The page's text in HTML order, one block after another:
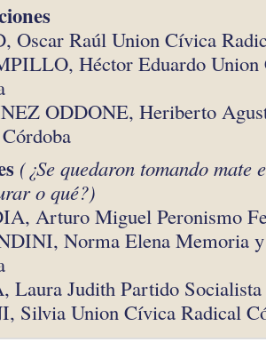
Oscar Raúl Union Cívica
Héctor Eduardo Union
ODDONE, Heriberto
(¿Se quedaron tomando mate
o qué?)
Arturo Miguel Peronismo
Norma Elena Memoria
Laura Judith Partido
Silvia Union Cívica Radical